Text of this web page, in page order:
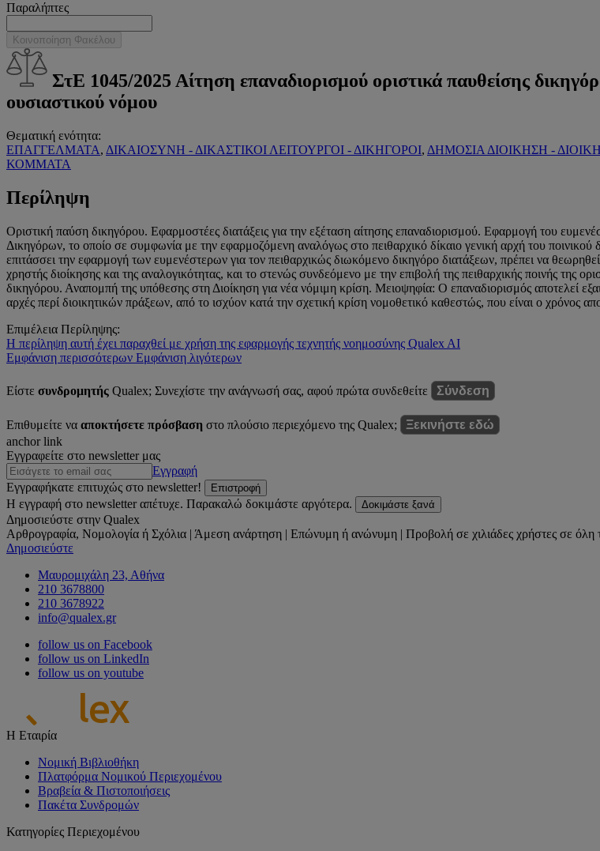
Παραλήπτες
Κοινοποίηση Φακέλου
ΣτΕ 1045/2025 Αίτηση επαναδιορισμού οριστικά παυθείσης
ουσιαστικού νόμου
Θεματική ενότητα:
ΕΠΑΓΓΕΛΜΑΤΑ, ΔΙΚΑΙΟΣΥΝΗ - ΔΙΚΑΣΤΙΚΟΙ ΛΕΙΤΟΥΡΓΟΙ - ΔΙΚΗΓΟΡΟΙ, ΔΗΜΟΣΙΑ ΔΙΟΙΚΗΣΗ -
ΚΟΜΜΑΤΑ
Περίληψη
Οριστική παύση δικηγόρου. Εφαρμοστέες διατάξεις για την εξέταση αίτησης επαναδιορισμού. Εφαρμογή του
Δικηγόρων, το οποίο σε συμφωνία με την εφαρμοζόμενη αναλόγως στο πειθαρχικό δίκαιο γενική αρχή του
επιτάσσει την εφαρμογή των ευμενέστερων για τον πειθαρχικώς διωκόμενο δικηγόρο διατάξεων, πρέπει να
χρηστής διοίκησης και της αναλογικότητας, και το στενώς συνδεόμενο με την επιβολή της πειθαρχικής ποινής της
δικηγόρου. Αναπομπή της υπόθεσης στη Διοίκηση για νέα νόμιμη κρίση. Μειοψηφία: Ο επαναδιορισμός αποτελεί
αρχές περί διοικητικών πράξεων, από το ισχύον κατά την σχετική κρίση νομοθετικό καθεστώς, που είναι ο χρόνος
Επιμέλεια Περίληψης:
Η περίληψη αυτή έχει παραχθεί με χρήση της εφαρμογής τεχνητής νοημοσύνης Qualex AI
Εμφάνιση περισσότερων Εμφάνιση λιγότερων
Είστε συνδρομητής Qualex; Συνεχίστε την ανάγνωσή σας, αφού πρώτα συνδεθείτε Σύνδεση
Επιθυμείτε να αποκτήσετε πρόσβαση στο πλούσιο περιεχόμενο της Qualex;
Ξεκινήστε εδώ
anchor link
Εγγραφείτε στο newsletter μας
Εγγραφή
Εγγραφήκατε επιτυχώς στο newsletter!
Επιστροφή
Η εγγραφή στο newsletter απέτυχε. Παρακαλώ δοκιμάστε αργότερα. Δοκιμάστε ξανά
Δημοσιεύστε στην Qualex
Αρθρογραφία, Νομολογία ή Σχόλια | Άμεση ανάρτηση | Επώνυμη ή ανώνυμη | Προβολή σε χιλιάδες χρήστες σε όλη
Δημοσιεύστε
Μαυρομιχάλη 23, Αθήνα
210 3678800
210 3678922
info@qualex.gr
follow us on Facebook
follow us on LinkedIn
follow us on youtube
Η Εταιρία
Νομική Βιβλιοθήκη
Πλατφόρμα Νομικού Περιεχομένου
Βραβεία & Πιστοποιήσεις
Πακέτα Συνδρομών
Κατηγορίες Περιεχομένου